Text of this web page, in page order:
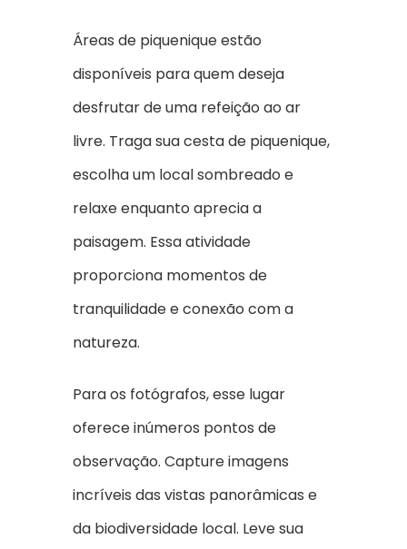
Áreas de piquenique estão
disponíveis para quem deseja
desfrutar de uma refeição ao ar
livre. Traga sua cesta de piquenique,
escolha um local sombreado e
relaxe enquanto aprecia a
paisagem. Essa atividade
proporciona momentos de
tranquilidade e conexão com a
natureza.
Para os fotógrafos, esse lugar
oferece inúmeros pontos de
observação. Capture imagens
incríveis das vistas panorâmicas e
da biodiversidade local. Leve sua